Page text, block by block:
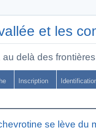
et les
delà des
Inscription
se lève du